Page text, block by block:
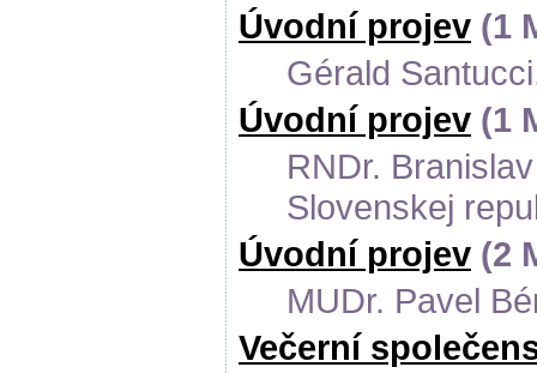
Úvodní projev (1
Gérald
Úvodní projev (1
RNDr.
Slovenskej
Úvodní projev (2
MUDr. Pavel
Večerní